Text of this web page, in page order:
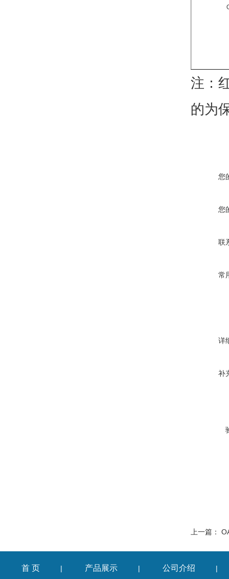
注：
的为
您
您
联
常
详
补
上一篇：
首 页 | 产品展示 | 公司介绍 |